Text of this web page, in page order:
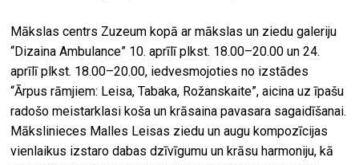
Mākslas centrs Zuzeum kopā ar mākslas un ziedu galeriju
“Dizaina Ambulance” 10. aprīlī plkst. 18.00–20.00 un 24.
aprīlī plkst. 18.00–20.00, iedvesmojoties no izstādes
“Ārpus rāmjiem: Leisa, Tabaka, Rožanskaite”, aicina uz īpašu
radošo meistarklasi koša un krāsaina pavasara sagaidīšanai.
Mākslinieces Malles Leisas ziedu un augu kompozīcijas
vienlaikus izstaro dabas dzīvīgumu un krāsu harmoniju, kā